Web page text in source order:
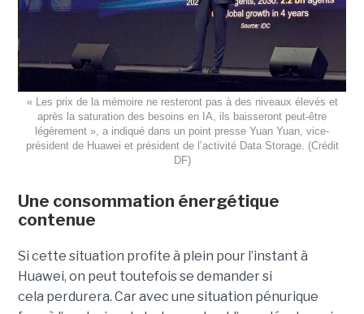
« Les prix de la mémoire ne resteront pas à des niveaux élevés et
après la saturation des besoins en IA, ils baisseront peut-être
légèrement », a indiqué dans un point presse Yuan Yuan, vice-
président de Huawei et président de l’activité Data Storage. (Crédit
DF)
Une consommation énergétique
contenue
Si cette situation profite à plein pour l’instant à
Huawei, on peut toutefois se demander si
cela perdurera. Car avec une situation pénurique